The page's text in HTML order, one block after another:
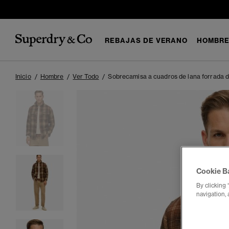
REBAJAS DE VERANO HOMBRE
Inicio Hombre Ver Todo Sobrecamisa a cuadros de lana forrada
Cookie
By clicking
navigation,